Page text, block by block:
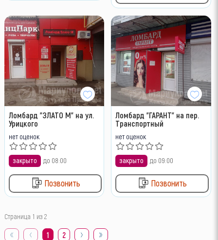
Ломбард "ЗЛАТО М" на ул.
Урицкого
нет оценок
закрыто до 08:00
Позвонить
Ломбард "ГАРАНТ" на пер.
Транспортный
нет оценок
закрыто до 09:00
Позвонить
Страница 1 из 2
1 2